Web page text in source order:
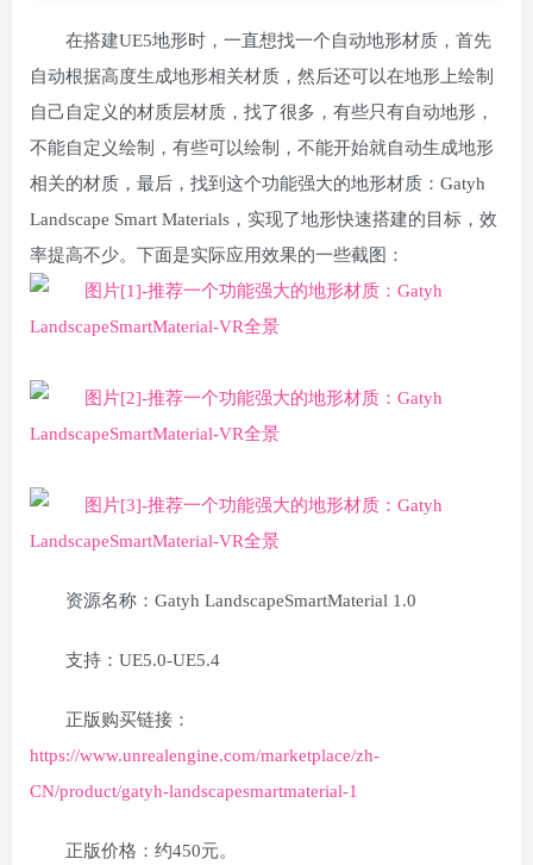
在搭建UE5地形时，一直想找一个自动地形材质，首先
自动根据高度生成地形相关材质，然后还可以在地形上绘制
自己自定义的材质层材质，找了很多，有些只有自动地形，
不能自定义绘制，有些可以绘制，不能开始就自动生成地形
相关的材质，最后，找到这个功能强大的地形材质：Gatyh
Landscape Smart Materials，实现了地形快速搭建的目标，效
率提高不少。下面是实际应用效果的一些截图：
资源名称：Gatyh LandscapeSmartMaterial 1.0
支持：UE5.0-UE5.4
正版购买链接：
https://www.unrealengine.com/marketplace/zh-
CN/product/gatyh-landscapesmartmaterial-1
正版价格：约450元。